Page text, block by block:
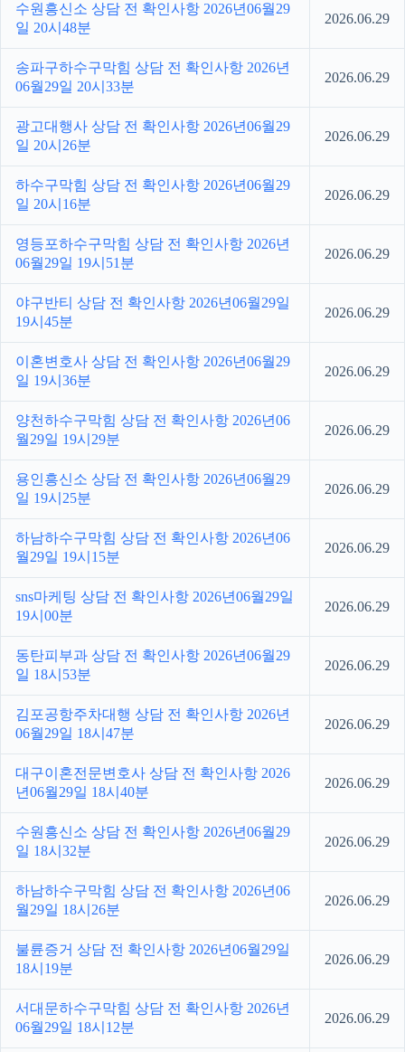
수원흥신소 상담 전 확인사항 2026년06월29
일 20시48분
2026.06.29
송파구하수구막힘 상담 전 확인사항 2026년
06월29일 20시33분
2026.06.29
광고대행사 상담 전 확인사항 2026년06월29
일 20시26분
2026.06.29
하수구막힘 상담 전 확인사항 2026년06월29
일 20시16분
2026.06.29
영등포하수구막힘 상담 전 확인사항 2026년
06월29일 19시51분
2026.06.29
야구반티 상담 전 확인사항 2026년06월29일
19시45분
2026.06.29
이혼변호사 상담 전 확인사항 2026년06월29
일 19시36분
2026.06.29
양천하수구막힘 상담 전 확인사항 2026년06
월29일 19시29분
2026.06.29
용인흥신소 상담 전 확인사항 2026년06월29
일 19시25분
2026.06.29
하남하수구막힘 상담 전 확인사항 2026년06
월29일 19시15분
2026.06.29
sns마케팅 상담 전 확인사항 2026년06월29일
19시00분
2026.06.29
동탄피부과 상담 전 확인사항 2026년06월29
일 18시53분
2026.06.29
김포공항주차대행 상담 전 확인사항 2026년
06월29일 18시47분
2026.06.29
대구이혼전문변호사 상담 전 확인사항 2026
년06월29일 18시40분
2026.06.29
수원흥신소 상담 전 확인사항 2026년06월29
일 18시32분
2026.06.29
하남하수구막힘 상담 전 확인사항 2026년06
월29일 18시26분
2026.06.29
불륜증거 상담 전 확인사항 2026년06월29일
18시19분
2026.06.29
서대문하수구막힘 상담 전 확인사항 2026년
06월29일 18시12분
2026.06.29